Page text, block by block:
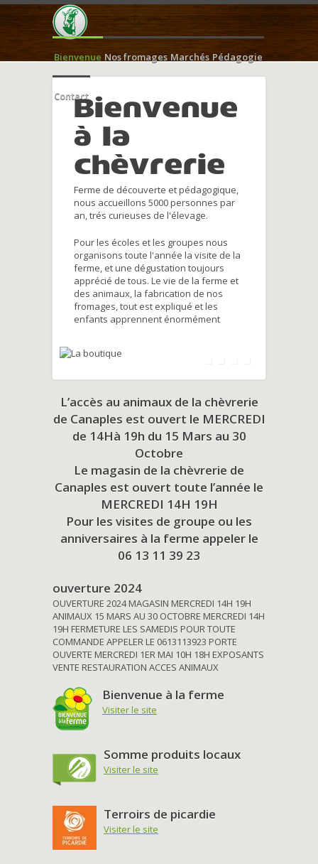
Bienvenue Nos fromages Marchés Pédagogie
ContactBienvenue
à la
chèvrerie
Ferme de découverte et pédagogique,
nous accueillons 5000 personnes par
an, trés curieuses de l'élevage.
Pour les écoles et les groupes nous
organisons toute l'année la visite de la
ferme, et une dégustation toujours
apprécié de tous. Le vie de la ferme et
des animaux, la fabrication de nos
fromages, tout est expliqué et les
enfants apprennent énormément
L’accès au animaux de la chèvrerie
de Canaples est ouvert le MERCREDI
de 14Hà 19h du 15 Mars au 30
Octobre
Le magasin de la chèvrerie de
Canaples est ouvert toute l’année le
MERCREDI 14H 19H
Pour les visites de groupe ou les
anniversaires à la ferme appeler le
06 13 11 39 23
ouverture 2024
OUVERTURE 2024 MAGASIN MERCREDI 14H 19H
ANIMAUX 15 MARS AU 30 OCTOBRE MERCREDI 14H
19H FERMETURE LES SAMEDIS POUR TOUTE
COMMANDE APPELER LE 0613113923 PORTE
OUVERTE MERCREDI 1ER MAI 10H 18H EXPOSANTS
VENTE RESTAURATION ACCES ANIMAUX
Bienvenue à la ferme
Visiter le site
Somme produits locaux
Visiter le site
Terroirs de picardie
Visiter le site